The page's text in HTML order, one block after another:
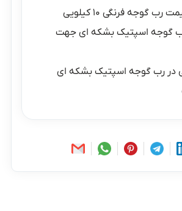
رب گوجه فرنگی ۱۰ کیلویی
گوجه اسپتیک بشکه ای جهت
دررب گوجه اسپتیک بشکه ای